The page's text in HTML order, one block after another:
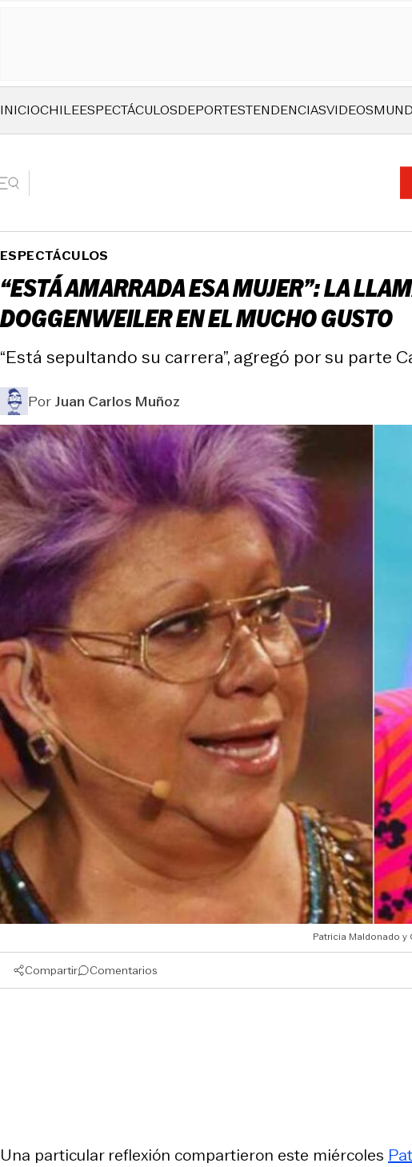
INICIOCHILEESPECTÁCULOSDEPORTESTENDENCIASVIDEOS
ESPECTÁCULOS
“ESTÁ AMARRADA ESA MUJER”: LA
DOGGENWEILER EN EL MUCHO GUSTO
“Está sepultando su carrera”, agregó por su parte
PorJuan Carlos Muñoz
Patricia Maldonado y
Compartir Comentarios
Una particular reflexión compartieron este miércoles